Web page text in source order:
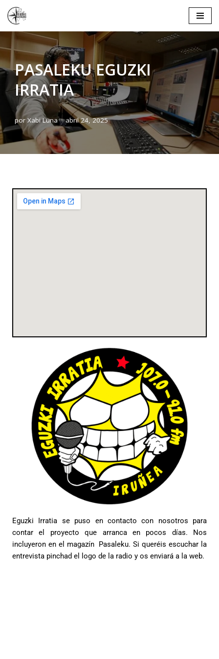
Saltar
al
contenido
PASALEKU EGUZKI
IRRATIA
por Xabi Luna abril 24, 2025
Eguzki Irratia se puso en contacto con nosotros para
contar el proyecto que arranca en pocos días. Nos
incluyeron en el magazín Pasaleku. Si queréis escuchar la
entrevista pinchad el logo de la radio y os enviará a la web.